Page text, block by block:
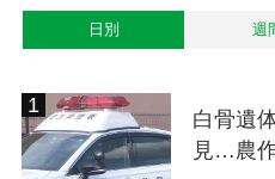
日別 週
白骨遺
見…農